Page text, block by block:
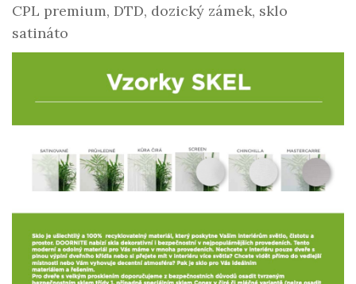
CPL premium, DTD, dozický zámek, sklo
satináto